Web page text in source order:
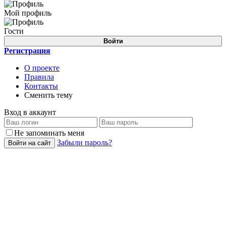
Мой профиль
Гости
Войти
Регистрация
О проекте
Правила
Контакты
Сменить тему
Вход в аккаунт
Не запоминать меня
Войти на сайт Забыли пароль?